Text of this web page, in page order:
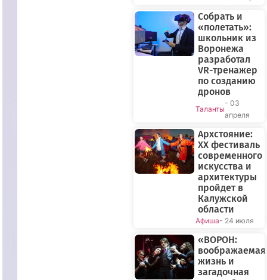
Собрать и
«полетать»:
школьник из
Воронежа
разработал
VR-тренажер
по созданию
дронов
Таланты
- 03
апреля
Архстояние:
XX фестиваль
современного
искусства и
архитектуры
пройдет в
Калужской
области
Афиша- 24 июля
«ВОРОН:
воображаемая
жизнь и
загадочная